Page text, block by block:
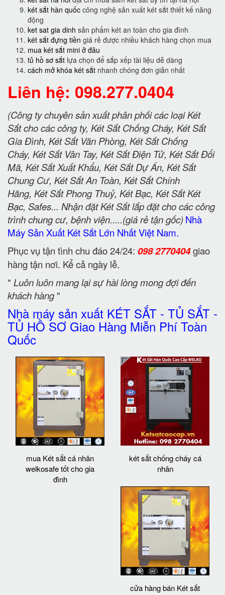
két sắt hàn quốc công nghệ sản xuất két sắt thiết kế năng
động
ket sat gia dinh sản phẩm két an toàn cho gia đình
két sắt đựng tiền giá rẻ được nhiều khách hàng chọn mua
mua két sắt mini ở đâu
tủ hồ sơ sắt lựa chọn để sắp xếp tài liệu dễ dàng
cách mở khóa két sắt nhanh chóng đơn giản nhất
Liên hệ: 098.277.0404
(Công ty chuyên sản xuất phân phối các loại Két
Sắt cho các công ty, Két Sắt Chống Cháy, Két Sắt
Gia Đình, Két Sắt Văn Phòng, Két Sắt Chống
Cháy, Két Sắt Vân Tay, Két Sắt Điện Tử, Két Sắt Đổi
Mã, Két Sắt Xuất Khẩu, Két Sắt Dự Án, Két Sắt
Chung Cư, Két Sắt An Toàn, Két Sắt Chính
Hãng, Két Sắt Phong Thuỷ, Két Bạc, Két Sắt Két
Bạc, Safes... Nhận đặt Két Sắt lắp đặt cho các công
trình chung cư, bệnh viện.....(giá rẻ tận gốc) Nhà
Máy Sản Xuất Két Sắt Lớn Nhất Việt Nam.
Phục vụ tận tình chu đáo 24/24: 098 2770404giao
hàng tận nơi. Kể cả ngày lễ.
" Luôn luôn mang lại sự hài lòng mong đợi đến
khách hàng"
Nhà máy sản xuất KÉT SẮT - TỦ SẮT -
TỦ HỒ SƠ Giao Hàng Miễn Phí Toàn
Quốc
mua Két sắt cá nhân
welkosafe tốt cho gia
đình
két sắt chống cháy cá
nhân
cửa hàng bán Két sắt